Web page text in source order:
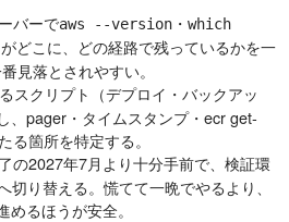
バーでaws --version ・which
どこに、どの経路で残っているかを一
見落とされやすい。
スクリプト（デプロイ・バックアッ
、pager・タイムスタンプ・ecr get-
る箇所を特定する。
の2027年7月より十分手前で、検証環
り替える。慌てて一晩でやるより、
るほうが安全。